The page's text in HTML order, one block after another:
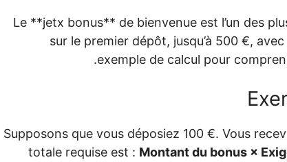
Le **jetx bonus** de bienvenue est l’un des
sur le premier dépôt, jusqu’à 500 €,
exemple de calcul pour
Supposons que vous déposiez 100 €. Vous
totale requise est : Montant du bonus ×